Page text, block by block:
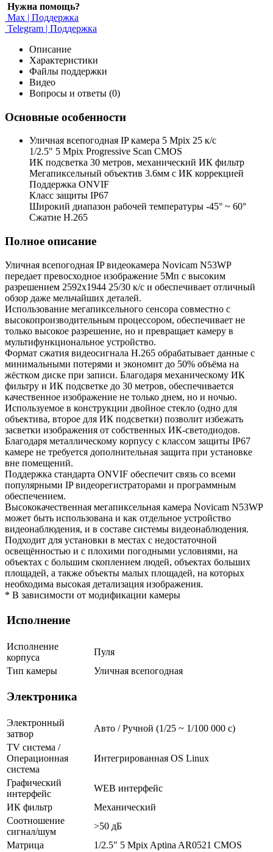
Нужна помощь?
Max | Поддержка
Telegram | Поддержка
Описание
Характеристики
Файлы поддержки
Видео
Вопросы и ответы (0)
Основные особенности
Уличная всепогодная IP камера 5 Mpix 25 к/с
1/2.5" 5 Mpix Progressive Scan CMOS
ИК подсветка 30 метров, механический ИК фильтр
Мегапиксельный объектив 3.6мм c ИК коррекцией
Поддержка ONVIF
Класс защиты IP67
Широкий диапазон рабочей температуры -45° ~ 60°
Сжатие H.265
Полное описание
Уличная всепогодная IP видеокамера Novicam N53WP
передает превосходное изображение 5Мп с высоким
разрешением 2592x1944 25/30 к/с и обеспечивает отличный
обзор даже мельчайших деталей.
Использование мегапиксельного сенсора совместно с
высокопроизводительным процессором, обеспечивает не
только высокое разрешение, но и превращает камеру в
мультифункциональное устройство.
Формат сжатия видеосигнала H.265 обрабатывает данные с
минимальными потерями и экономит до 50% объёма на
жёстком диске при записи. Благодаря механическому ИК
фильтру и ИК подсветке до 30 метров, обеспечивается
качественное изображение не только днем, но и ночью.
Используемое в конструкции двойное стекло (одно для
объектива, второе для ИК подсветки) позволит избежать
засветки изображения от собственных ИК-светодиодов.
Благодаря металлическому корпусу с классом защиты IP67
камере не требуется дополнительная защита при установке
вне помещений.
Поддержка стандарта ONVIF обеспечит связь со всеми
популярными IP видеорегистраторами и программным
обеспечением.
Высококачественная мегапиксельная камера Novicam N53WP
может быть использована и как отдельное устройство
видеонаблюдения, и в составе системы видеонаблюдения.
Подходит для установки в местах с недостаточной
освещённостью и с плохими погодными условиями, на
объектах с большим скоплением людей, объектах больших
площадей, а также объекты малых площадей, на которых
необходима высокая детализация изображения.
* В зависимости от модификации камеры
Исполнение
Исполнение
корпуса
Пуля
Тип камеры
Уличная всепогодная
Электроника
Электронный
затвор
Авто / Ручной (1/25 ~ 1/100 000 с)
TV система /
Операционная
система
Интегрированная OS Linux
Графический
интерфейс
WEB интерфейс
ИК фильтр
Механический
Соотношение
сигнал/шум
>50 дБ
Матрица
1/2.5" 5 Mpix Aptina AR0521 CMOS